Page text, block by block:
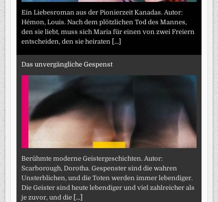
Ein Liebesroman aus der Pionierzeit Kanadas. Autor:
Hémon, Louis. Nach dem plötzlichen Tod des Mannes,
den sie liebt, muss sich Maria für einen von zwei Freiern
entscheiden, den sie heiraten [...]
Das unvergängliche Gespenst
Berühmte moderne Geistergeschichten. Autor:
Scarborough, Dorotha. Gespenster sind die wahren
Unsterblichen, und die Toten werden immer lebendiger.
Die Geister sind heute lebendiger und viel zahlreicher als
je zuvor, und die [...]